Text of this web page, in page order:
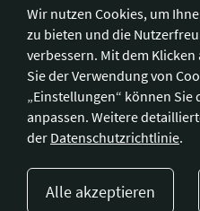
Wir nutzen Cookies, um
zu bieten und die
verbessern. Mit dem
Sie der Verwendung von
„Einstellungen“ können
anpassen. Weitere
der Datenschutzrichtlinie.
Alle akzeptieren
Hotelverband Deutschland (IHA) /
Kronprinzenstraße 37
53173 Bonn
Telefon:
Fax:
+49 228 92 39 29-9
E-Mail:bonn@hotellerie.de
Wegbeschreibung